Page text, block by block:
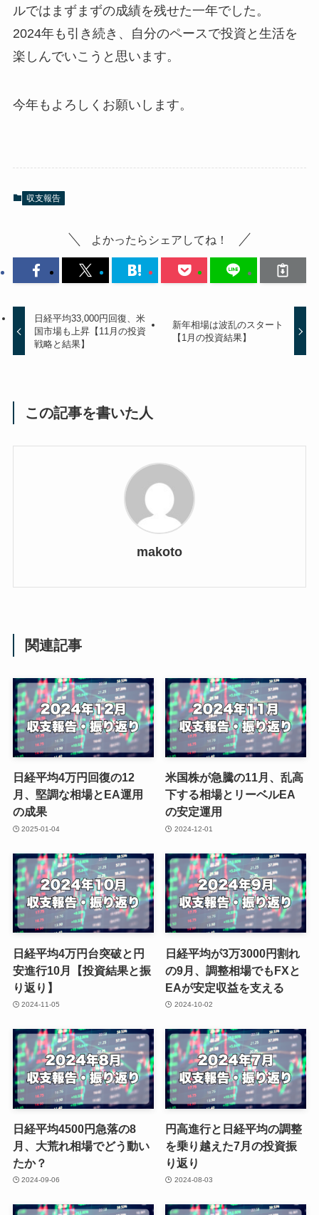
ルではまずまずの成績を残せた一年でした。
2024年も引き続き、自分のペースで投資と生活を
楽しんでいこうと思います。
今年もよろしくお願いします。
収支報告
よかったらシェアしてね！
日経平均33,000円回復、米
国市場も上昇【11月の投資
戦略と結果】
新年相場は波乱のスタート
【1月の投資結果】
この記事を書いた人
makoto
関連記事
日経平均4万円回復の12
月、堅調な相場とEA運用
の成果
2025-01-04
米国株が急騰の11月、乱高
下する相場とリーベルEA
の安定運用
2024-12-01
日経平均4万円台突破と円
安進行10月【投資結果と振
り返り】
2024-11-05
日経平均が3万3000円割れ
の9月、調整相場でもFXと
EAが安定収益を支える
2024-10-02
日経平均4500円急落の8
月、大荒れ相場でどう動い
たか？
2024-09-06
円高進行と日経平均の調整
を乗り越えた7月の投資振
り返り
2024-08-03